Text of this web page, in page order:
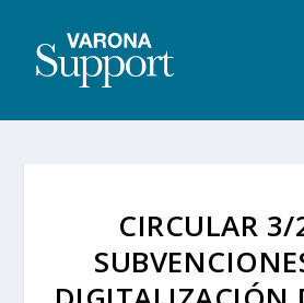
CIRCULAR